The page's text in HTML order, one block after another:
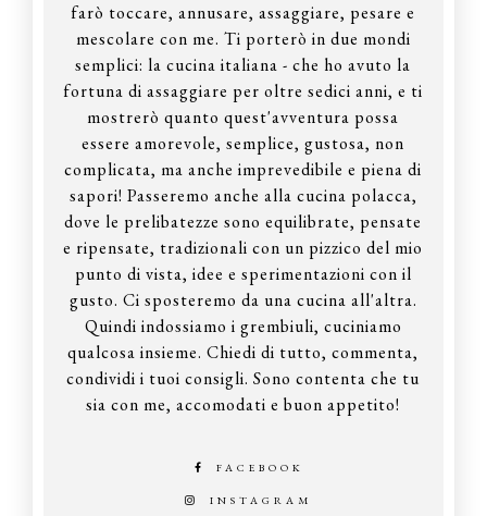
farò toccare, annusare, assaggiare, pesare e
mescolare con me. Ti porterò in due mondi
semplici: la cucina italiana - che ho avuto la
fortuna di assaggiare per oltre sedici anni, e ti
mostrerò quanto quest'avventura possa
essere amorevole, semplice, gustosa, non
complicata, ma anche imprevedibile e piena di
sapori! Passeremo anche alla cucina polacca,
dove le prelibatezze sono equilibrate, pensate
e ripensate, tradizionali con un pizzico del mio
punto di vista, idee e sperimentazioni con il
gusto. Ci sposteremo da una cucina all'altra.
Quindi indossiamo i grembiuli, cuciniamo
qualcosa insieme. Chiedi di tutto, commenta,
condividi i tuoi consigli. Sono contenta che tu
sia con me, accomodati e buon appetito!
FACEBOOK
INSTAGRAM